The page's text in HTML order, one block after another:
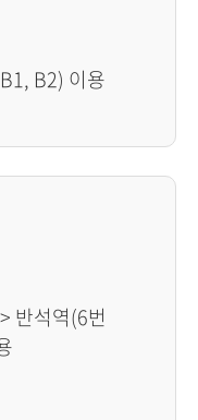
B2) 이용
반석역(6번